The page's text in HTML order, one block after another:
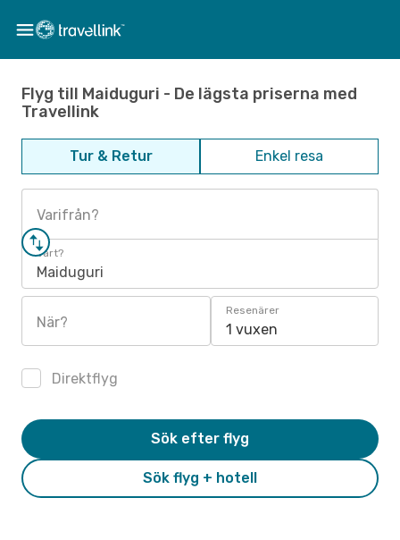
Flyg till Maiduguri - De lägsta priserna med
Travellink
Tur & Retur Enkel resa
Varifrån?
Vart?
Maiduguri
När?
Resenärer
1 vuxen
Direktflyg
Sök flyg + hotell
Sök efter flyg